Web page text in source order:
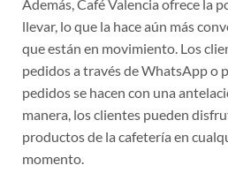
llevar, lo que la hace aún más
que están en movimiento. Los
pedidos a través de WhatsApp o
pedidos se hacen con una
manera, los clientes pueden
productos de la cafetería en
momento.